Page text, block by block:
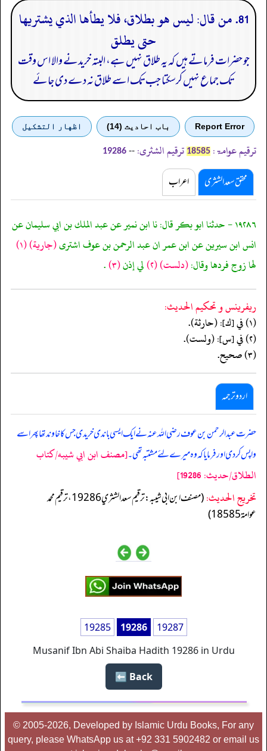
81. من قال: ليس هو بطلاق، فلا يطأها الذي يشتريها
حتى يطلق
جو حضرات فرماتے ہیں کہ یہ طلاق نہیں ہے، البتہ خریدنے والا اس وقت
تک جماع نہیں کرسکتا جب تک اسے طلاق نہ دے دی جائے
Report Error باب احادیث (14) اظهار التشكيل
ترقیم عوامۃ: 18585 ترقیم الشثری: --
19286
محقق سعد الشثری اعراب
١٩٢٨٦ - حدثنا ابو بكر قال: نا ابن نمير عن عبد الملك بن ابي سليمان عن
انس ابن سيرين عن ابن عمر ان عبد الرحمن بن عوف اشترى(جارية)(١)
لها زوج فردها وقال:(دلست)(٢) لي إذن(٣) .
ريفرينس و تحكيم الحدیث:
(١) في [ك]: (حارثة).
(٢) في [س]: (ولست).
(٣) صحيح.
اردو ترجمہ
حضرت عبد الرحمن بن عوف رضی اللہ عنہ نے ایک ایسی باندی خریدی جس کا خاوند تھا پھر اسے
واپس کردی اور فرمایا کہ وہ میرے لئے مشتبہ تھی۔[مصنف ابن ابي شيبه/كتاب
الطلاق/حدیث: 19286]
تخریج الحدیث:
(مصنف ابن ابي شيبه: ترقيم سعد الشثري 19286، ترقيم محمد
عوامة 18585)
19285 19286
19287
Musanif Ibn Abi Shaiba Hadith 19286 in Urdu
Back ⬅️
© 2005-2026, Developed by Islamic Urdu Books, For any
query, please WhatsApp us at +92 331 5902482 or email us